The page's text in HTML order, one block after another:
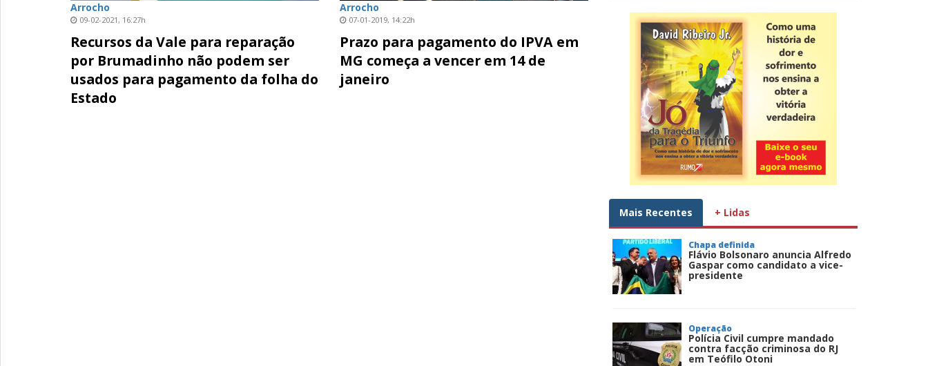
Arrocho
09-02-2021, 16:27h
Recursos da Vale para reparação
por Brumadinho não podem ser
usados para pagamento da folha do
Estado
Arrocho
07-01-2019, 14:22h
Prazo para pagamento do IPVA em
MG começa a vencer em 14 de
janeiro
Mais Recentes + Lidas
Chapa definida
Flávio Bolsonaro anuncia Alfredo
Gaspar como candidato a vice-
presidente
Operação
Polícia Civil cumpre mandado
contra facção criminosa do RJ
em Teófilo Otoni